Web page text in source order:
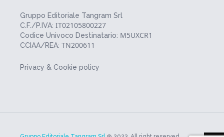
Gruppo Editoriale Tangram Srl
C.F./P.IVA: IT02105800227
Codice Univoco Destinatario: M5UXCR1
CCIAA/REA: TN200611
Privacy & Cookie policy